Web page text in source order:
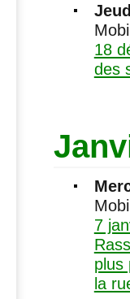
18
des
7
plus
la